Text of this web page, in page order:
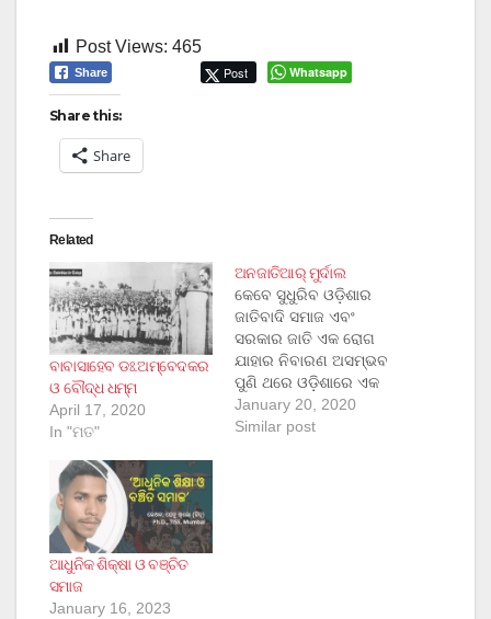
Post Views: 465
Share Post Whatsapp
Share this:
Share
Related
ବାବାସାହେବ ଡଃ.ଅମ୍ବେଦକର
ଓ ବୌଦ୍ଧ ଧମ୍ମ
April 17, 2020
In "ମତ"
ଅନଜାତିଆର୍ ମୁର୍ଦାଲ
କେବେ ସୁଧୁରିବ ଓଡ଼ିଶାର
ଜାତିବାଦି ସମାଜ ଏବଂ
ସରକାର ଜାତି ଏକ ରୋଗ
ଯାହାର ନିବାରଣ ଅସମ୍ଭବ
ପୁଣି ଥରେ ଓଡ଼ିଶାରେ ଏକ
ଲଜ୍ୟା ଜନକ ଦୂର୍ଷ୍ୟ
ଦେଖିବାକୁ ମିଳିଛି । ୨୦୨୦
January 20, 2020
Similar post
ଆଧୁନିକ ଶିକ୍ଷା ଓ ବଞ୍ଚିତ
ସମାଜ
January 16, 2023